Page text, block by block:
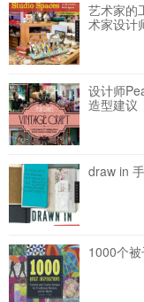
艺术家的
术家设计
设计师
造型建议
draw in
1000个